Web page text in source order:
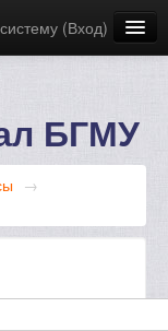
(Вход)
БГМУ
→